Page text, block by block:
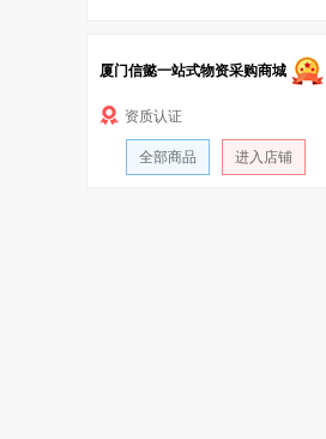
厦门信懿一站式物资采购商城
资质认证
全部商品 进入店铺